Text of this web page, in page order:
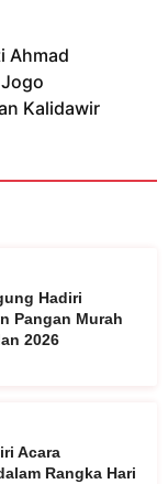
Ahmad
Kalidawir
Hadiri
Pangan Murah
2026
Acara
Rangka Hari